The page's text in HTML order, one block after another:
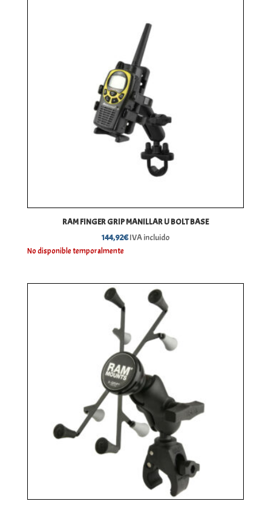
RAM FINGER GRIP MANILLAR U BOLT BASE
144,92€IVA incluido
No disponible temporalmente